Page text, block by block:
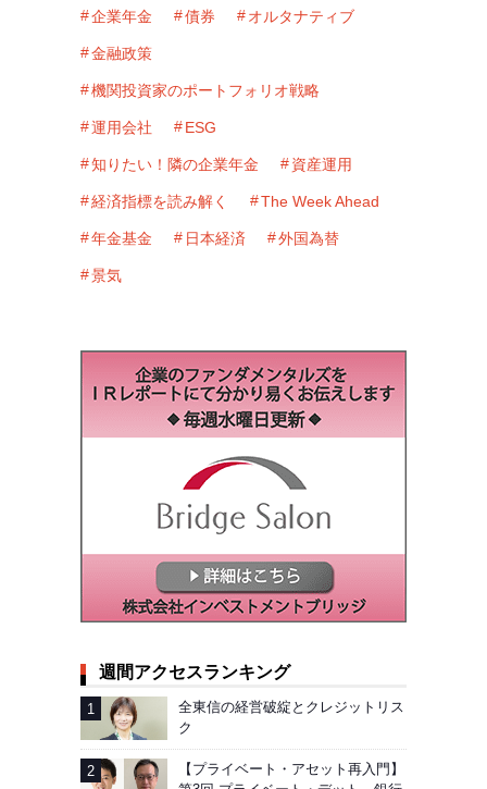
企業年金 債券 オルタナティブ
金融政策
機関投資家のポートフォリオ戦略
運用会社 ESG
知りたい！隣の企業年金 資産運用
経済指標を読み解く The Week Ahead
年金基金 日本経済 外国為替
景気
週間アクセスランキング
全東信の経営破綻とクレジットリス
ク
【プライベート・アセット再入門】